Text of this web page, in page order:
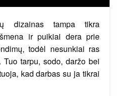
dizainas tampa tikra
ir puikiai dera prie
todėl nesunkiai ras
tarpu, sodo, daržo bei
kad darbas su ja tikrai